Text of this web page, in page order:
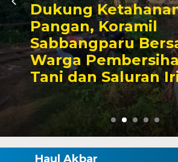
Bupati
Haul Akbar